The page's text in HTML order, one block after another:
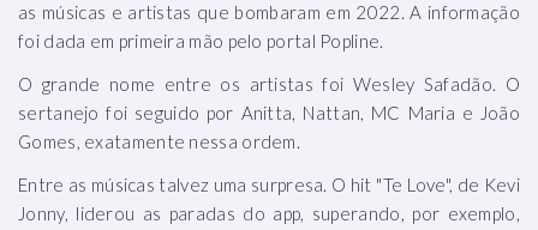
as músicas e artistas que bombaram em 2022. A informação
foi dada em primeira mão pelo portal Popline.
O grande nome entre os artistas foi Wesley Safadão. O
sertanejo foi seguido por Anitta, Nattan, MC Maria e João
Gomes, exatamente nessa ordem.
Entre as músicas talvez uma surpresa. O hit "Te Love", de Kevi
Jonny, liderou as paradas do app, superando, por exemplo,